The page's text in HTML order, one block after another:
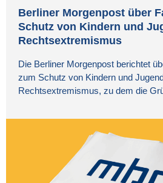
Berliner Morgenpost über
Schutz von Kindern und
Rechtsextremismus
Die Berliner Morgenpost berichtet
zum Schutz von Kindern und
Rechtsextremismus, zu dem die